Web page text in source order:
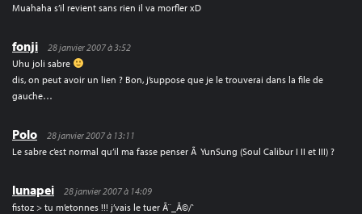
Muahaha s’il revient sans rien il va morfler xD
fonji
28 janvier 2007 à 3:52
Uhu joli sabre
dis, on peut avoir un lien ? Bon, j’suppose que je le trouverai dans la file de
gauche…
Polo
28 janvier 2007 à 13:11
Le sabre c’est normal qu’il ma fasse penser Ã YunSung (Soul Calibur I II et III) ?
lunapei
28 janvier 2007 à 14:09
fistoz > tu m’etonnes !!! j’vais le tuer Ã¨_Ã©/`